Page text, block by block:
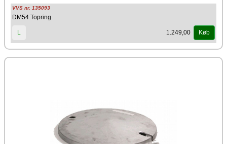
VVS nr. 135093
DM54 Topring
L 1.249,00 Køb